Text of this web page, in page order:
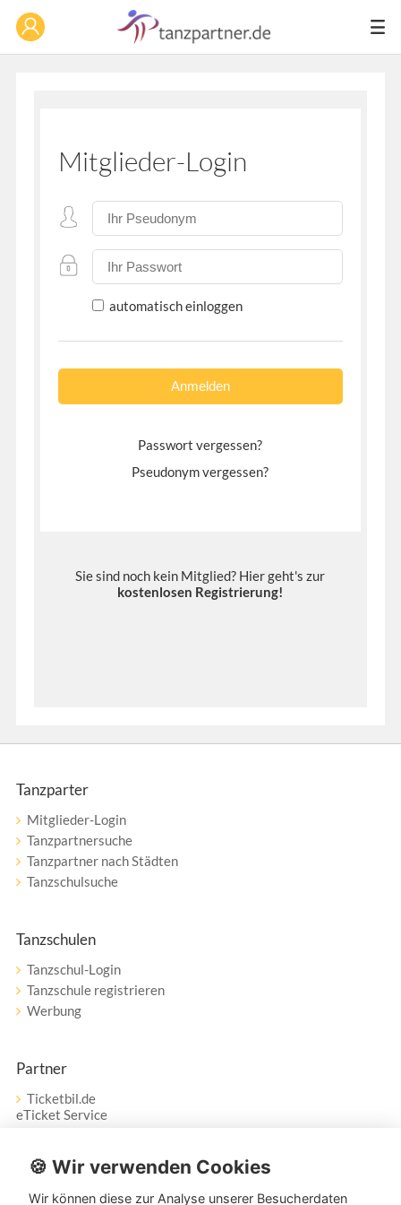
Mitglieder-Login
automatisch einloggen
Passwort vergessen?
Pseudonym vergessen?
Sie sind noch kein Mitglied? Hier geht's zur
kostenlosen Registrierung!
Tanzparter
Mitglieder-Login
Tanzpartnersuche
Tanzpartner nach Städten
Tanzschulsuche
Tanzschulen
Tanzschul-Login
Tanzschule registrieren
Werbung
Partner
Ticketbil.de
eTicket Service
Vertrag widerrufen
🍪 Wir verwenden Cookies
Wir können diese zur Analyse unserer Besucherdaten